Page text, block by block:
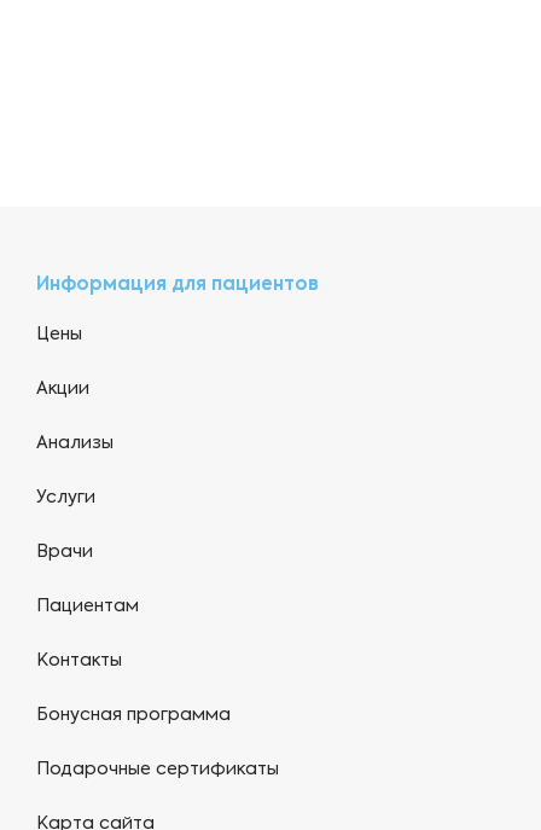
Информация для пациентов
Цены
Акции
Анализы
Услуги
Врачи
Пациентам
Контакты
Бонусная программа
Подарочные сертификаты
Карта сайта